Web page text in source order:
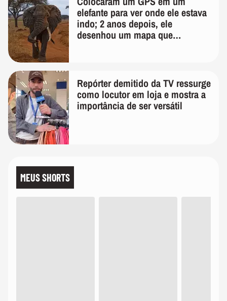
elefante para ver onde ele estava
indo; 2 anos depois, ele
desenhou um mapa que
Repórter demitido da TV ressurge
como locutor em loja e mostra a
importância de ser versátil
MEUS SHORTS